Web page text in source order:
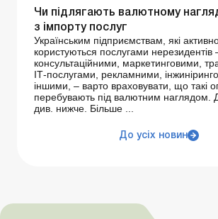
Чи підлягають валютному
з імпорту послуг
Українським підприємствам, які
користуються послугами нерезидентів
консультаційними, маркетинговими,
ІТ-послугами, рекламними,
іншими, – варто враховувати, що такі
перебувають під валютним наглядом.
див. нижче. Більше ...
До усіх новин